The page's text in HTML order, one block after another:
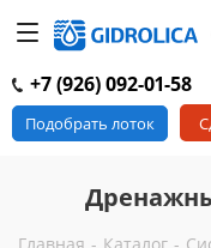
+7 (926) 092-01-58
Подобрать лоток